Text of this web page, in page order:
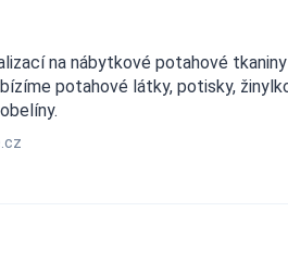
na nábytkové potahové
potahové látky, potisky,